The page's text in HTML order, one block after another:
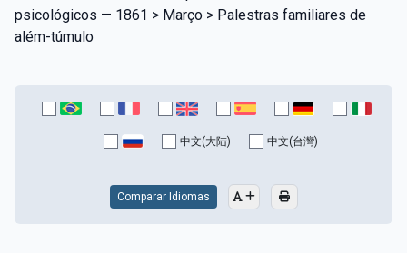
psicológicos — 1861 > Março > Palestras familiares de
além-túmulo
中文(大陆) 中文(台灣)
Comparar Idiomas